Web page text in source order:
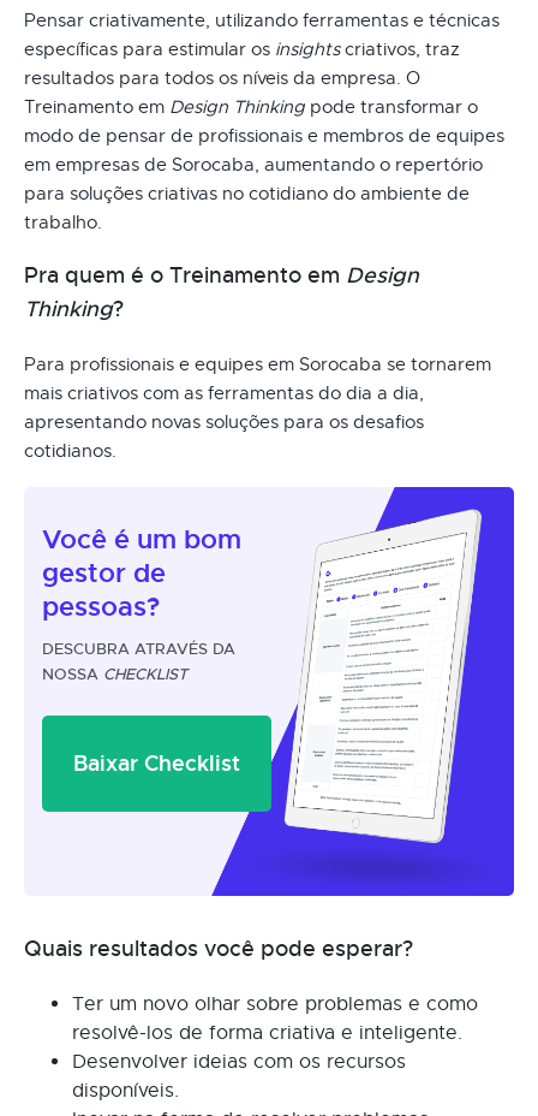
Pensar criativamente, utilizando ferramentas e técnicas
específicas para estimular os insightscriativos, traz
resultados para todos os níveis da empresa. O
Treinamento em Design Thinking pode transformar o
modo de pensar de profissionais e membros de equipes
em empresas de Sorocaba, aumentando o repertório
para soluções criativas no cotidiano do ambiente de
trabalho.
Pra quem é o Treinamento em Design
Thinking?
Para profissionais e equipes em Sorocaba se tornarem
mais criativos com as ferramentas do dia a dia,
apresentando novas soluções para os desafios
cotidianos.
Você é um bom
gestor de
pessoas?
DESCUBRA ATRAVÉS DA
NOSSA CHECKLIST
Baixar Checklist
Quais resultados você pode esperar?
Ter um novo olhar sobre problemas e como
resolvê-los de forma criativa e inteligente.
Desenvolver ideias com os recursos
disponíveis.